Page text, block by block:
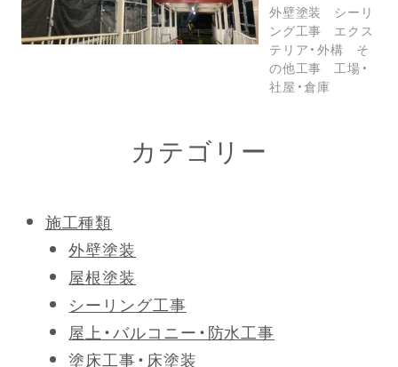
外壁塗装
シーリ
ング工事
エクス
テリア・外構
そ
の他工事
工場・
社屋・倉庫
カテゴリー
施工種類
外壁塗装
屋根塗装
シーリング工事
屋上・バルコニー・防水工事
塗床工事・床塗装